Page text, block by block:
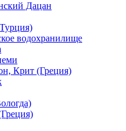
Дацан
водохранилище
Крит (Греция)